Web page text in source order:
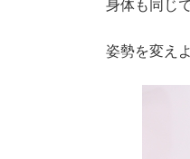
身体も同じで
姿勢を変え